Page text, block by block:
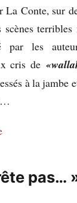
Conte, sur
par les
cris de
à la jambe
pas…